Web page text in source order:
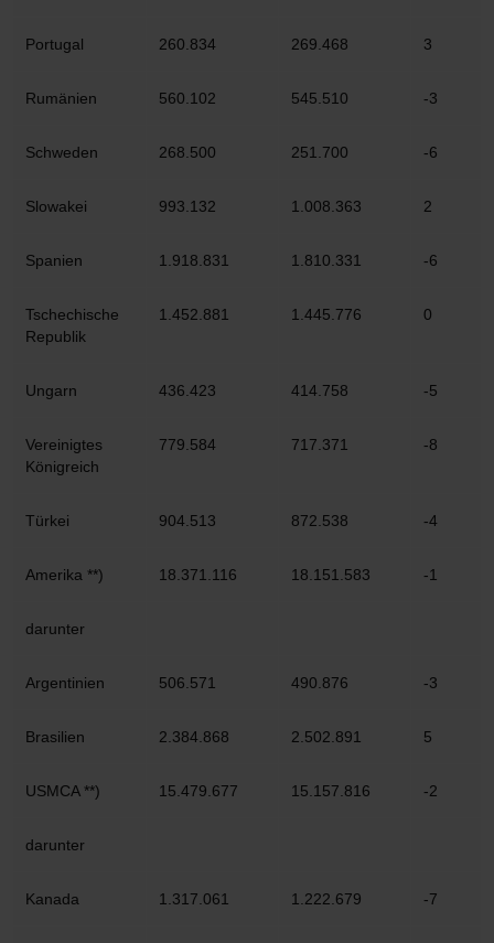
Portugal 260.834 269.468 3
Rumänien 560.102 545.510 -3
Schweden 268.500 251.700 -6
Slowakei 993.132 1.008.363 2
Spanien 1.918.831 1.810.331 -6
Tschechische
Republik
1.452.881 1.445.776 0
Ungarn 436.423 414.758 -5
Vereinigtes
Königreich
779.584 717.371 -8
Türkei 904.513 872.538 -4
Amerika **) 18.371.116 18.151.583 -1
darunter
Argentinien 506.571 490.876 -3
Brasilien 2.384.868 2.502.891 5
USMCA **) 15.479.677 15.157.816 -2
darunter
Kanada 1.317.061 1.222.679 -7